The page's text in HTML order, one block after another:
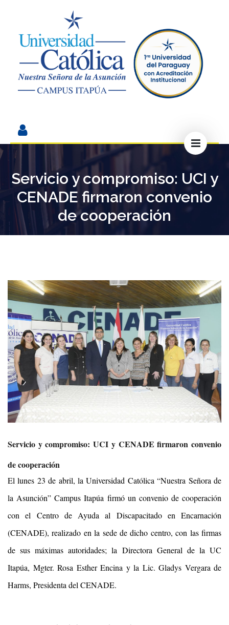
Servicio y compromiso: UCI y
CENADE firmaron convenio
de cooperación
Servicio y compromiso: UCI y CENADE firmaron convenio
de cooperación
El lunes 23 de abril, la Universidad Católica “Nuestra Señora de
la Asunción” Campus Itapúa firmó un convenio de cooperación
con el Centro de Ayuda al Discapacitado en Encarnación
(CENADE), realizado en la sede de dicho centro, con las firmas
de sus máximas autoridades; la Directora General de la UC
Itapúa, Mgter. Rosa Esther Encina y la Lic. Gladys Vergara de
Harms, Presidenta del CENADE.